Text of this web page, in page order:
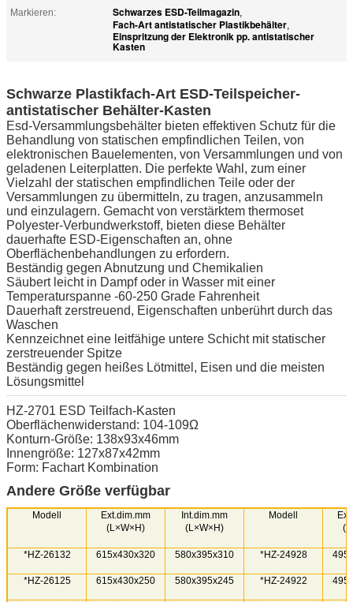
Markieren:
Schwarzes ESD-Teilmagazin,
Fach-Art antistatischer Plastikbehälter,
Einspritzung der Elektronik pp. antistatischer
Kasten
Schwarze Plastikfach-Art ESD-Teilspeicher-
antistatischer Behälter-Kasten
Esd-Versammlungsbehälter bieten effektiven Schutz für die
Behandlung von statischen empfindlichen Teilen, von
elektronischen Bauelementen, von Versammlungen und von
geladenen Leiterplatten. Die perfekte Wahl, zum einer
Vielzahl der statischen empfindlichen Teile oder der
Versammlungen zu übermitteln, zu tragen, anzusammeln
und einzulagern. Gemacht von verstärktem thermoset
Polyester-Verbundwerkstoff, bieten diese Behälter
dauerhafte ESD-Eigenschaften an, ohne
Oberflächenbehandlungen zu erfordern.
Beständig gegen Abnutzung und Chemikalien
Säubert leicht in Dampf oder in Wasser mit einer
Temperaturspanne -60-250 Grade Fahrenheit
Dauerhaft zerstreuend, Eigenschaften unberührt durch das
Waschen
Kennzeichnet eine leitfähige untere Schicht mit statischer
zerstreuender Spitze
Beständig gegen heißes Lötmittel, Eisen und die meisten
Lösungsmittel
HZ-2701 ESD Teilfach-Kasten
Oberflächenwiderstand: 104-109Ω
Konturn-Größe: 138x93x46mm
Innengröße: 127x87x42mm
Form: Fachart Kombination
Andere Größe verfügbar
Modell
Ext.dim.mm
(L×W×H)
Int.dim.mm
(L×W×H)
Modell
*HZ-26132 615x430x320 580x395x310 *HZ-24928
*HZ-26125 615x430x250 580x395x245 *HZ-24922